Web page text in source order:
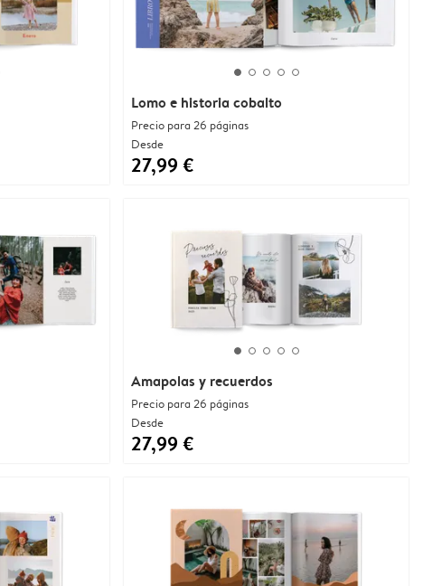
Amapolas y recuerdos
Precio para 26 páginas
Desde
27,99 €
Lomo e historia cobalto
Precio para 26 páginas
Desde
27,99 €